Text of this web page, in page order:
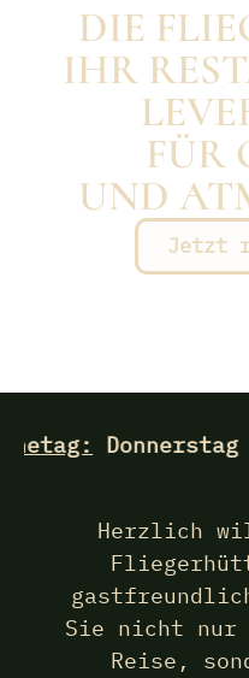
DIE
IHR
FÜR
UND
Jetzt
Donnerstag
Herzlich
Sie nicht nur
Reise,